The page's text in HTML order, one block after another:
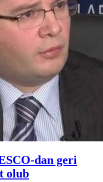
dan geri
olub